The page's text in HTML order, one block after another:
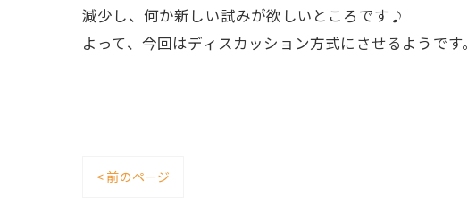
減少し、何か新しい試みが欲しいところです♪
よって、今回はディスカッション方式にさせるようです。
< 前のページ